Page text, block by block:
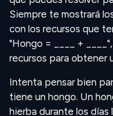
Siempre te mostrará
con los recursos que
"Hongo = ____ +
recursos para obtener
Intenta pensar bien
tiene un hongo. Un
hierba durante los días